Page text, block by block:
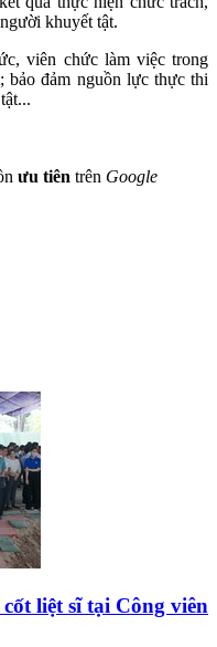
khuyết tật.
viên chức làm việc trong
bảo đảm nguồn lực thực thi
ưu tiên trên Google
liệt sĩ tại Công viên